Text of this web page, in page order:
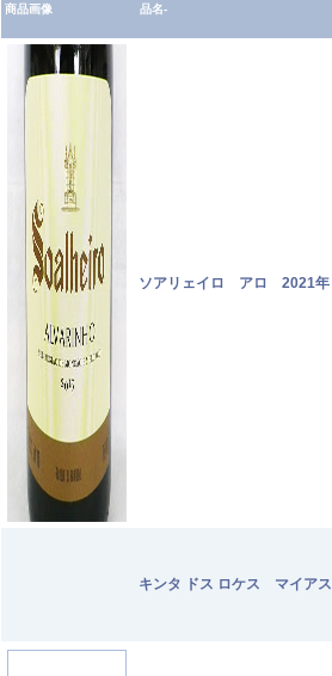
商品画像 品名-
ソアリェイロ アロ 2021年
キンタ ドス ロケス マイア